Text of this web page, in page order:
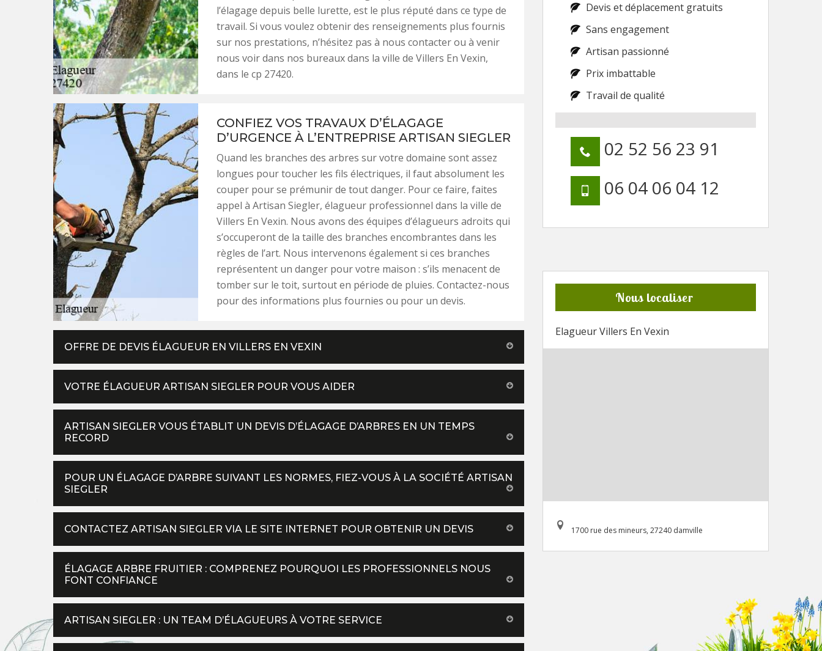
l’élagage depuis belle lurette, est le plus réputé dans ce type de
travail. Si vous voulez obtenir des renseignements plus fournis
sur nos prestations, n’hésitez pas à nous contacter ou à venir
nous voir dans nos bureaux dans la ville de Villers En Vexin,
dans le cp 27420.
CONFIEZ VOS TRAVAUX D’ÉLAGAGE
D’URGENCE À L’ENTREPRISE ARTISAN SIEGLER
Quand les branches des arbres sur votre domaine sont assez
longues pour toucher les fils électriques, il faut absolument les
couper pour se prémunir de tout danger. Pour ce faire, faites
appel à Artisan Siegler, élagueur professionnel dans la ville de
Villers En Vexin. Nous avons des équipes d’élagueurs adroits qui
s’occuperont de la taille des branches encombrantes dans les
règles de l’art. Nous intervenons également si ces branches
représentent un danger pour votre maison : s’ils menacent de
tomber sur le toit, surtout en période de pluies. Contactez-nous
pour des informations plus fournies ou pour un devis.
OFFRE DE DEVIS ÉLAGUEUR EN VILLERS EN VEXIN
VOTRE ÉLAGUEUR ARTISAN SIEGLER POUR VOUS AIDER
ARTISAN SIEGLER VOUS ÉTABLIT UN DEVIS D’ÉLAGAGE D’ARBRES EN UN TEMPS
RECORD
POUR UN ÉLAGAGE D’ARBRE SUIVANT LES NORMES, FIEZ-VOUS À LA SOCIÉTÉ ARTISAN
SIEGLER
CONTACTEZ ARTISAN SIEGLER VIA LE SITE INTERNET POUR OBTENIR UN DEVIS
ÉLAGAGE ARBRE FRUITIER : COMPRENEZ POURQUOI LES PROFESSIONNELS NOUS
FONT CONFIANCE
ARTISAN SIEGLER : UN TEAM D’ÉLAGUEURS À VOTRE SERVICE
Devis et déplacement gratuits
Sans engagement
Artisan passionné
Prix imbattable
Travail de qualité
02 52 56 23 91
06 04 06 04 12
Nous localiser
Elagueur Villers En Vexin
1700 rue des mineurs, 27240 damville